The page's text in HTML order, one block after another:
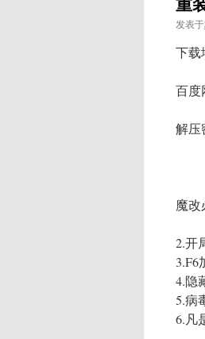
发表于
下载
百度
解压
魔改
2.开
3.F6
4.隐
5.病
6.凡